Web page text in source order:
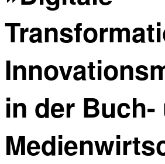
in der Buch-